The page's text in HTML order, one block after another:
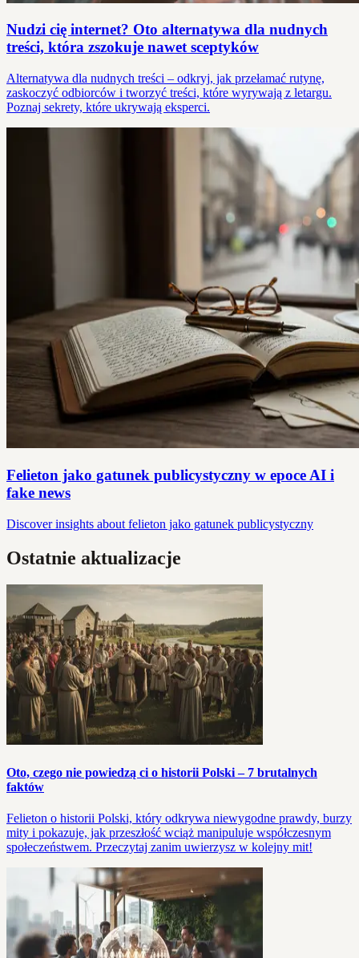
Nudzi cię internet? Oto alternatywa dla nudnych
treści, która zszokuje nawet sceptyków
Alternatywa dla nudnych treści – odkryj, jak przełamać rutynę,
zaskoczyć odbiorców i tworzyć treści, które wyrywają z letargu.
Poznaj sekrety, które ukrywają eksperci.
Felieton jako gatunek publicystyczny w epoce AI i
fake news
Discover insights about felieton jako gatunek publicystyczny
Ostatnie aktualizacje
Oto, czego nie powiedzą ci o historii Polski – 7 brutalnych
faktów
Felieton o historii Polski, który odkrywa niewygodne prawdy, burzy
mity i pokazuje, jak przeszłość wciąż manipuluje współczesnym
społeczeństwem. Przeczytaj zanim uwierzysz w kolejny mit!